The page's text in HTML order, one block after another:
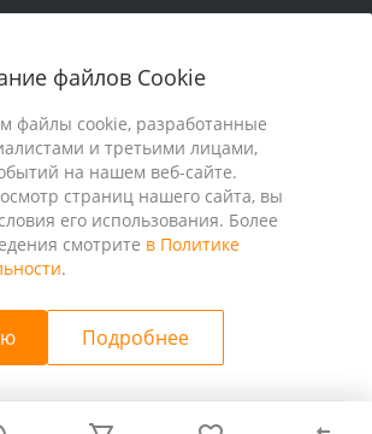
файлов Cookie
файлы cookie, разработанные
и третьими лицами,
на нашем веб-сайте.
страниц нашего сайта, вы
его использования. Более
смотрите в Политике
.
Подробнее
Киловатт» ИНН 4401188290, Все права